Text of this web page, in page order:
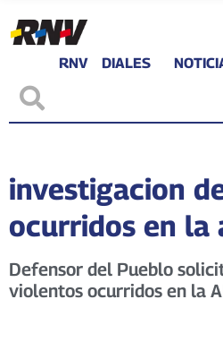
RNV DIALES
investigacion
ocurridos en la
Defensor del Pueblo
violentos ocurridos en la